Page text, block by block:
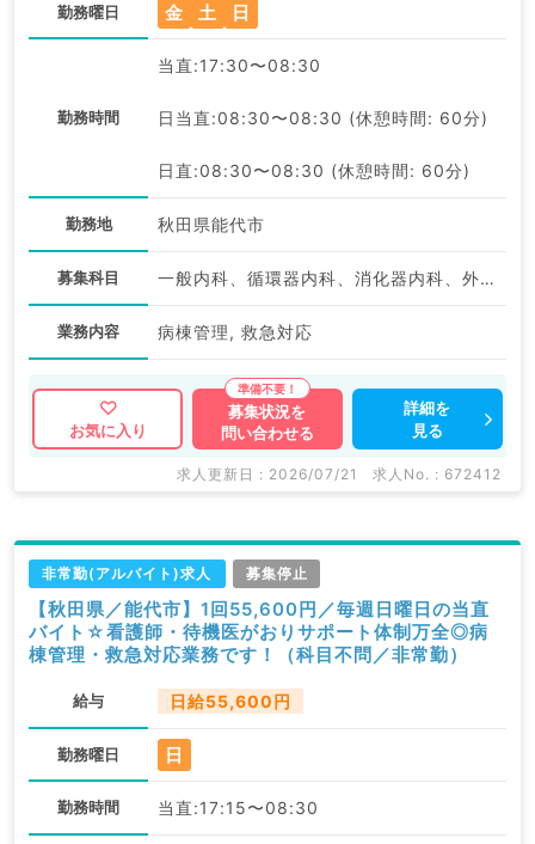
勤務曜日 金 土 日
勤務時間
当直:17:30〜08:30
日当直:08:30〜08:30 (休憩時間: 60分)
日直:08:30〜08:30 (休憩時間: 60分)
勤務地 秋田県能代市
募集科目 一般内科、循環器内科、消化器内科、外科系全般、一般外科、消化器外科、科目不問
業務内容 病棟管理, 救急対応
お気に入り
募集状況を
問い合わせる
詳細を
見る
求人更新日 : 2026/07/21 求人No. : 672412
非常勤(アルバイト)求人 募集停止
【秋田県／能代市】1回55,600円／毎週日曜日の当直
バイト☆看護師・待機医がおりサポート体制万全◎病
棟管理・救急対応業務です！（科目不問／非常勤）
給与 日給55,600円
勤務曜日 日
勤務時間 当直:17:15〜08:30